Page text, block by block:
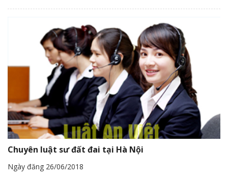
Chuyên luật sư đất đai tại Hà Nội
Ngày đăng 26/06/2018